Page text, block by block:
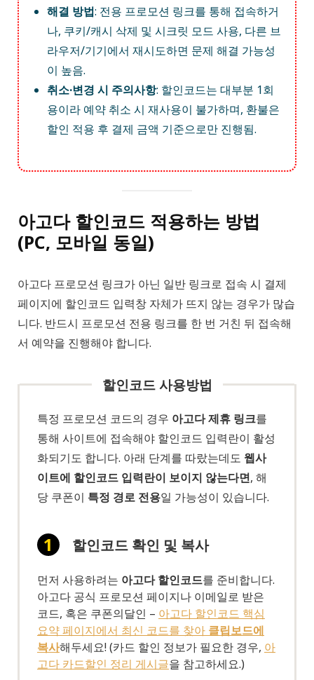
해결 방법: 전용 프로모션 링크를 통해 접속하거
나, 쿠키/캐시 삭제 및 시크릿 모드 사용, 다른 브
라우저/기기에서 재시도하면 문제 해결 가능성
이 높음.
취소·변경 시 주의사항: 할인코드는 대부분 1회
용이라 예약 취소 시 재사용이 불가하며, 환불은
할인 적용 후 결제 금액 기준으로만 진행됨.
아고다 할인코드 적용하는 방법
(PC, 모바일 동일)
아고다 프로모션 링크가 아닌 일반 링크로 접속 시 결제
페이지에 할인코드 입력창 자체가 뜨지 않는 경우가 많습
니다. 반드시 프로모션 전용 링크를 한 번 거친 뒤 접속해
서 예약을 진행해야 합니다.
할인코드 사용방법
특정 프로모션 코드의 경우 아고다 제휴 링크를
통해 사이트에 접속해야 할인코드 입력란이 활성
화되기도 합니다. 아래 단계를 따랐는데도 웹사
이트에 할인코드 입력란이 보이지 않는다면, 해
당 쿠폰이 특정 경로 전용일 가능성이 있습니다.
할인코드 확인 및 복사
먼저 사용하려는 아고다 할인코드를 준비합니다.
아고다 공식 프로모션 페이지나 이메일로 받은
코드, 혹은 쿠폰의달인 – 아고다 할인코드 핵심
요약 페이지에서 최신 코드를 찾아 클립보드에
복사해두세요! (카드 할인 정보가 필요한 경우, 아
고다 카드할인 정리 게시글을 참고하세요.)